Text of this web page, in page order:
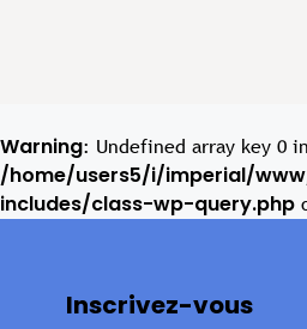
Warning: Undefined array key 0 in
/home/users5/i/imperial/
includes/class-wp-query.php
Inscrivez-vous